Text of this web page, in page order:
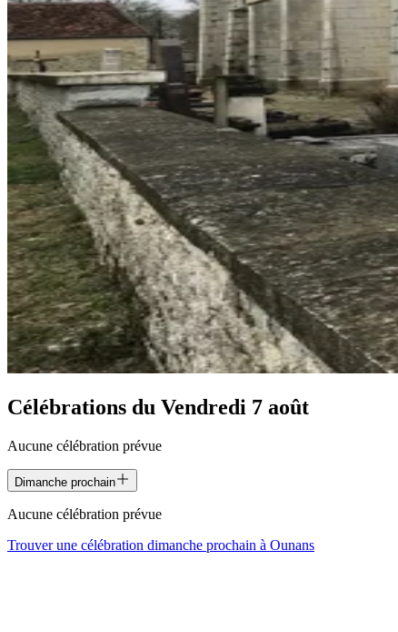
Célébrations du Vendredi 7 août
Aucune célébration prévue
Dimanche prochain
Aucune célébration prévue
Trouver une célébration dimanche prochain à Ounans